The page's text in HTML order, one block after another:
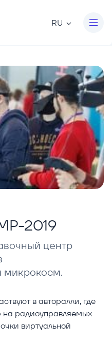
RU
2019
центр
микрокосм.
в авторалли, где
радиоуправляемых
виртуальной